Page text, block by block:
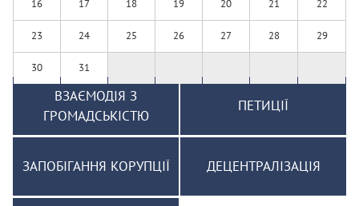
16 17 18 19 20 21 22
23 24 25 26 27 28 29
30 31
ВЗАЄМОДІЯ З
ГРОМАДСЬКІСТЮ
ПЕТИЦІЇ
ЗАПОБІГАННЯ КОРУПЦІЇ ДЕЦЕНТРАЛІЗАЦІЯ